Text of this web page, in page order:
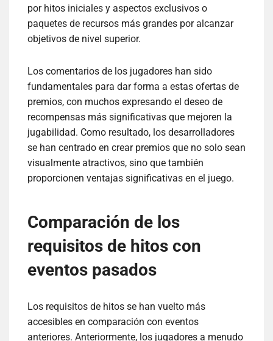
por hitos iniciales y aspectos exclusivos o
paquetes de recursos más grandes por alcanzar
objetivos de nivel superior.
Los comentarios de los jugadores han sido
fundamentales para dar forma a estas ofertas de
premios, con muchos expresando el deseo de
recompensas más significativas que mejoren la
jugabilidad. Como resultado, los desarrolladores
se han centrado en crear premios que no solo sean
visualmente atractivos, sino que también
proporcionen ventajas significativas en el juego.
Comparación de los
requisitos de hitos con
eventos pasados
Los requisitos de hitos se han vuelto más
accesibles en comparación con eventos
anteriores. Anteriormente, los jugadores a menudo